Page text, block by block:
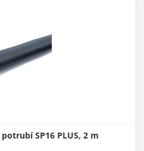
SP16 PLUS, 2 m